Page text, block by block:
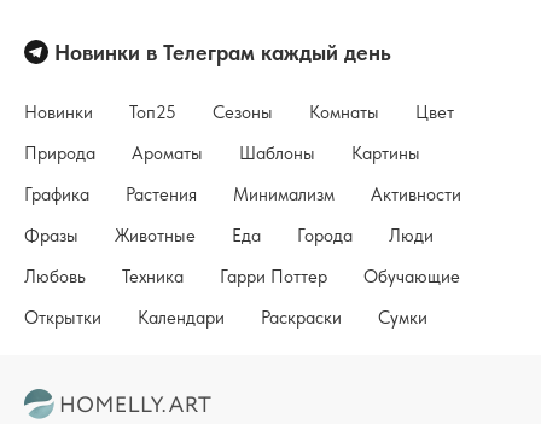
Новинки в Телеграм каждый день
Новинки Топ25 Сезоны Комнаты
Цвет
Природа
Ароматы Шаблоны
Картины
Графика
Растения Минимализм
Активности
Фразы
Животные Еда Города
Люди
Любовь
Техника Гарри Поттер
Обучающие
Открытки
Календари Раскраски Сумки